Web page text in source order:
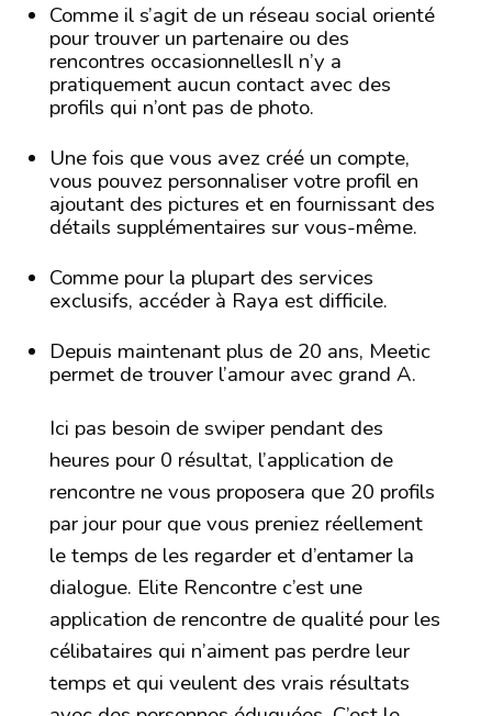
Comme il s’agit de un réseau social orienté
pour trouver un partenaire ou des
rencontres occasionnellesIl n’y a
pratiquement aucun contact avec des
profils qui n’ont pas de photo.
Une fois que vous avez créé un compte,
vous pouvez personnaliser votre profil en
ajoutant des pictures et en fournissant des
détails supplémentaires sur vous-même.
Comme pour la plupart des services
exclusifs, accéder à Raya est difficile.
Depuis maintenant plus de 20 ans, Meetic
permet de trouver l’amour avec grand A.
Ici pas besoin de swiper pendant des
heures pour 0 résultat, l’application de
rencontre ne vous proposera que 20 profils
par jour pour que vous preniez réellement
le temps de les regarder et d’entamer la
dialogue. Elite Rencontre c’est une
application de rencontre de qualité pour les
célibataires qui n’aiment pas perdre leur
temps et qui veulent des vrais résultats